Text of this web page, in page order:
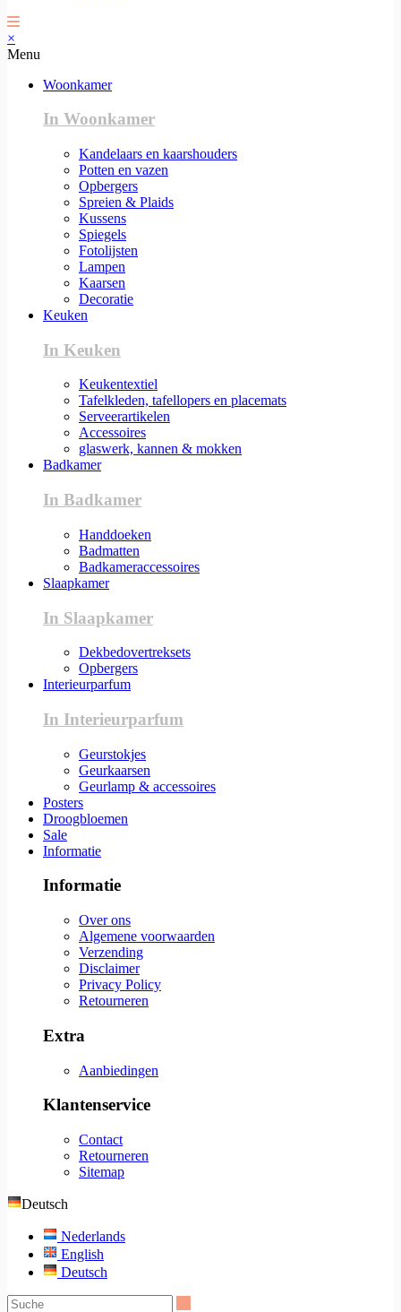
×
Menu
Woonkamer
In Woonkamer
Kandelaars en kaarshouders
Potten en vazen
Opbergers
Spreien & Plaids
Kussens
Spiegels
Fotolijsten
Lampen
Kaarsen
Decoratie
Keuken
In Keuken
Keukentextiel
Tafelkleden, tafellopers en placemats
Serveerartikelen
Accessoires
glaswerk, kannen & mokken
Badkamer
In Badkamer
Handdoeken
Badmatten
Badkameraccessoires
Slaapkamer
In Slaapkamer
Dekbedovertreksets
Opbergers
Interieurparfum
In Interieurparfum
Geurstokjes
Geurkaarsen
Geurlamp & accessoires
Posters
Droogbloemen
Sale
Informatie
Informatie
Over ons
Algemene voorwaarden
Verzending
Disclaimer
Privacy Policy
Retourneren
Extra
Aanbiedingen
Klantenservice
Contact
Retourneren
Sitemap
Deutsch
Nederlands
English
Deutsch